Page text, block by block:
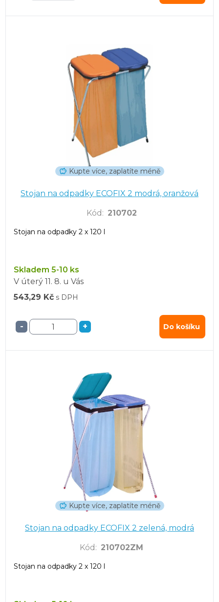
Kupte více, zaplatíte méně
Stojan na odpadky ECOFIX 2 modrá, oranžová
Kód : 210702
Stojan na odpadky 2 x 120 l
Skladem 5-10 ks
V úterý 11. 8. u Vás
543,29 Kč s DPH
- + Do košíku
Kupte více, zaplatíte méně
Stojan na odpadky ECOFIX 2 zelená, modrá
Kód : 210702ZM
Stojan na odpadky 2 x 120 l